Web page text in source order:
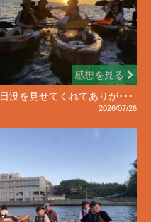
感想を見る
日没を見せてくれてありが･･･
2026/07/26